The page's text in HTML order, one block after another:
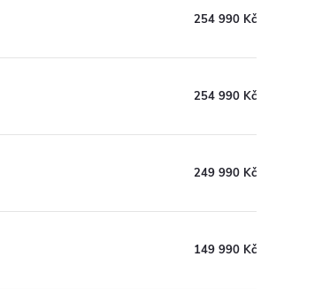
254 990 Kč
254 990 Kč
249 990 Kč
149 990 Kč